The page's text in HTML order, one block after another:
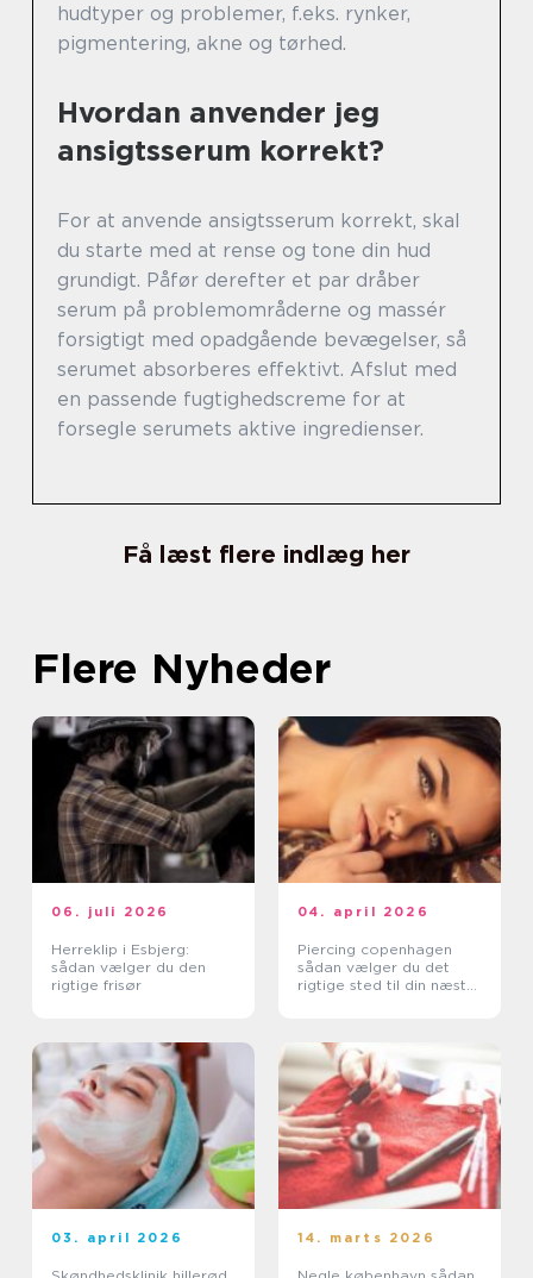
hudtyper og problemer, f.eks. rynker,
pigmentering, akne og tørhed.
Hvordan anvender jeg
ansigtsserum korrekt?
For at anvende ansigtsserum korrekt, skal
du starte med at rense og tone din hud
grundigt. Påfør derefter et par dråber
serum på problemområderne og massér
forsigtigt med opadgående bevægelser, så
serumet absorberes effektivt. Afslut med
en passende fugtighedscreme for at
forsegle serumets aktive ingredienser.
Få læst flere indlæg her
Flere Nyheder
06. juli 2026
Herreklip i Esbjerg:
sådan vælger du den
rigtige frisør
04. april 2026
Piercing copenhagen
sådan vælger du det
rigtige sted til din næste
03. april 2026 14. marts 2026